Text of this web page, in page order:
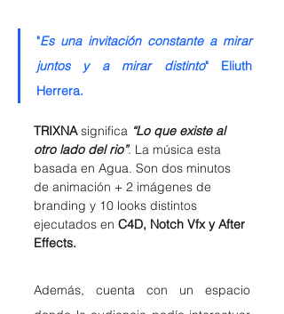
"Es una invitación constante a mirar
juntos y a mirar distinto" Eliuth
Herrera.
TRIXNA significa “Lo que existe al
otro lado del rio”. La música esta
basada en Agua. Son dos minutos
de animación + 2 imágenes de
branding y 10 looks distintos
ejecutados en C4D, Notch Vfx y After
Effects.
Además, cuenta con un espacio